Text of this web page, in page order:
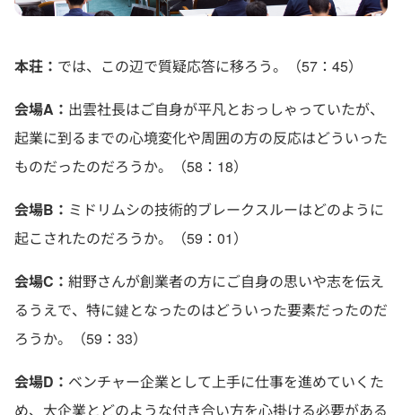
本荘： では、この辺で質疑応答に移ろう。（57：45）
会場A： 出雲社長はご自身が平凡とおっしゃっていたが、
起業に到るまでの心境変化や周囲の方の反応はどういった
ものだったのだろうか。（58：18）
会場B： ミドリムシの技術的ブレークスルーはどのように
起こされたのだろうか。（59：01）
会場C： 紺野さんが創業者の方にご自身の思いや志を伝え
るうえで、特に鍵となったのはどういった要素だったのだ
ろうか。（59：33）
会場D： ベンチャー企業として上手に仕事を進めていくた
め、大企業とどのような付き合い方を心掛ける必要がある